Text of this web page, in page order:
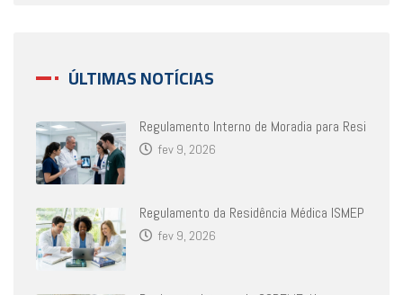
ÚLTIMAS NOTÍCIAS
Regulamento Interno de Moradia para Resi
fev 9, 2026
Regulamento da Residência Médica ISMEP
fev 9, 2026